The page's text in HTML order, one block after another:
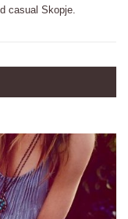
casual Skopje.